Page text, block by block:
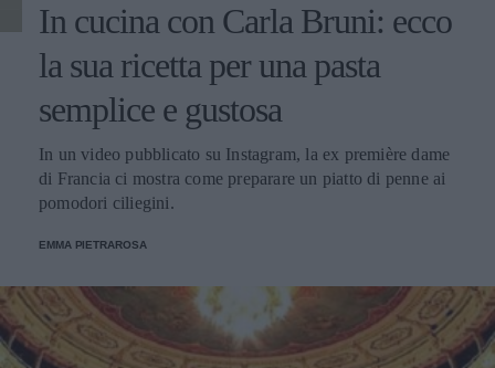
In cucina con Carla Bruni: ecco
la sua ricetta per una pasta
semplice e gustosa
In un video pubblicato su Instagram, la ex première dame
di Francia ci mostra come preparare un piatto di penne ai
pomodori ciliegini.
EMMA PIETRAROSA